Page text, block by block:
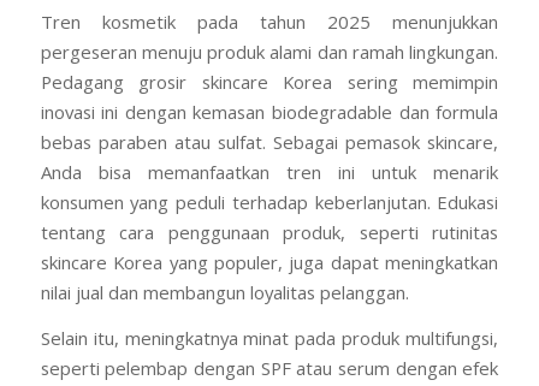
Tren kosmetik pada tahun 2025 menunjukkan
pergeseran menuju produk alami dan ramah lingkungan.
Pedagang grosir skincare Korea sering memimpin
inovasi ini dengan kemasan biodegradable dan formula
bebas paraben atau sulfat. Sebagai pemasok skincare,
Anda bisa memanfaatkan tren ini untuk menarik
konsumen yang peduli terhadap keberlanjutan. Edukasi
tentang cara penggunaan produk, seperti rutinitas
skincare Korea yang populer, juga dapat meningkatkan
nilai jual dan membangun loyalitas pelanggan.
Selain itu, meningkatnya minat pada produk multifungsi,
seperti pelembap dengan SPF atau serum dengan efek